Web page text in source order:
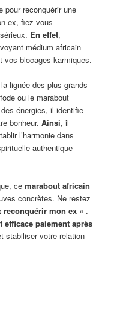
pour reconquérir une
ex, fiez-vous
En effet,
médium africain
vos blocages karmiques.
lignée des plus grands
ou le marabout
énergies, il identifie
bonheur.Ainsi, il
l’harmonie dans
authentique
cemarabout africain
concrètes. Ne restez
reconquérir mon ex « .
efficace paiement après
stabiliser votre relation